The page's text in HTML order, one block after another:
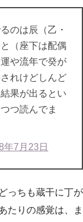
のは辰（乙・
（座下は配偶
や流年で癸が
れけどしんど
果が出るとい
つ読んでま
年7月23日
っちも蔵干に丁が
たりの感覚は、ま